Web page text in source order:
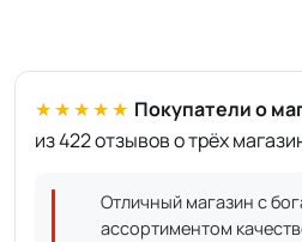
★★★★★ Покупатели о
из 422 отзывов о трёх
Отличный магазин с
ассортиментом